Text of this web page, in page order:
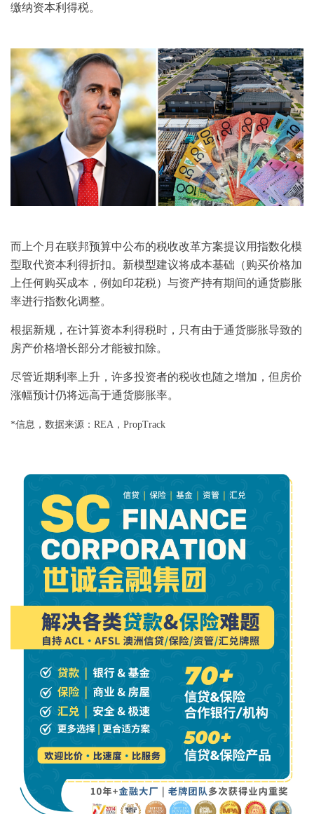
缴纳资本利得税。
而上个月在联邦预算中公布的税收改革方案提议用指数化模
型取代资本利得折扣。新模型建议将成本基础（购买价格加
上任何购买成本，例如印花税）与资产持有期间的通货膨胀
率进行指数化调整。
根据新规，在计算资本利得税时，只有由于通货膨胀导致的
房产价格增长部分才能被扣除。
尽管近期利率上升，许多投资者的税收也随之增加，但房价
涨幅预计仍将远高于通货膨胀率。
*信息，数据来源：REA，PropTrack